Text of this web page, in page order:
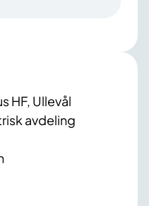
HF, Ullevål
avdeling